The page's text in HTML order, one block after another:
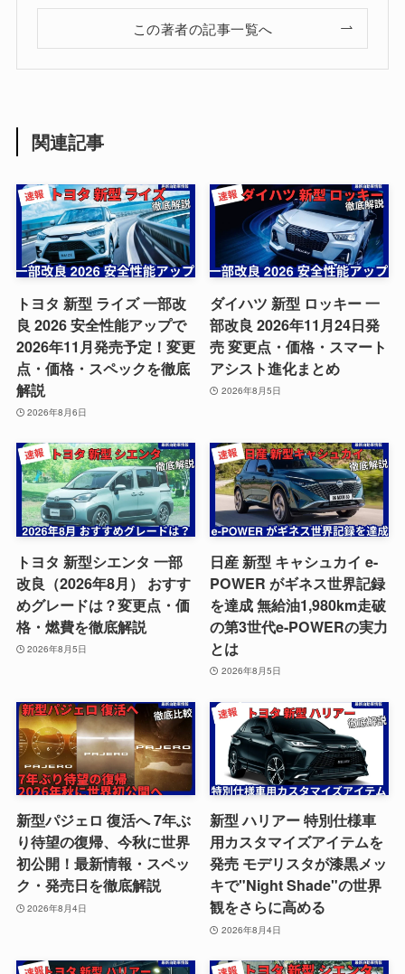
この著者の記事一覧へ
関連記事
トヨタ 新型 ライズ 一部改
良 2026 安全性能アップで
2026年11月発売予定！変更
点・価格・スペックを徹底
解説
2026年8月6日
ダイハツ 新型 ロッキー 一
部改良 2026年11月24日発
売 変更点・価格・スマート
アシスト進化まとめ
2026年8月5日
トヨタ 新型シエンタ 一部
改良（2026年8月） おすす
めグレードは？変更点・価
格・燃費を徹底解説
2026年8月5日
日産 新型 キャシュカイ e-
POWER がギネス世界記録
を達成 無給油1,980km走破
の第3世代e-POWERの実力
とは
2026年8月5日
新型パジェロ 復活へ 7年ぶ
り待望の復帰、今秋に世界
初公開！最新情報・スペッ
ク・発売日を徹底解説
2026年8月4日
新型 ハリアー 特別仕様車
用カスタマイズアイテムを
発売 モデリスタが漆黒メッ
キで"Night Shade"の世界
観をさらに高める
2026年8月4日